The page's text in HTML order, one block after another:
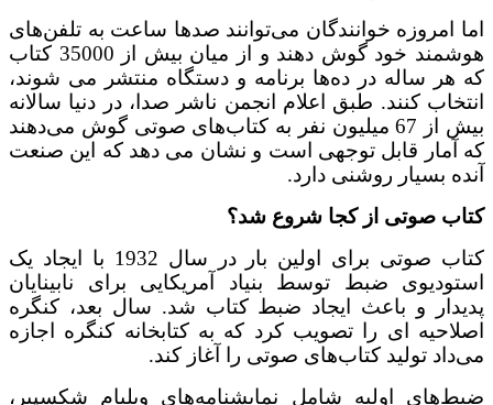
امروزه خوانندگان می‌توانند صدها ساعت به تلفن‌های
هوشمند خود گوش دهند و از میان بیش از 35000 کتاب
ساله در ده‌ها برنامه و دستگاه منتشر می شوند،
کنند. طبق اعلام انجمن ناشر صدا، در دنیا سالانه
بیش از 67 میلیون نفر به کتاب‌های صوتی گوش می‌دهند
قابل توجهی است و نشان می دهد که این صنعت
بسیار روشنی دارد.
صوتی از کجا شروع شد؟
کتاب صوتی برای اولین بار در سال 1932 با ایجاد یک
ضبط توسط بنیاد آمریکایی برای نابینایان
و باعث ایجاد ضبط کتاب شد. سال بعد، کنگره
‌ای را تصویب کرد که به کتابخانه کنگره اجازه
تولید کتاب‌های صوتی را آغاز کند.
اولیه شامل نمایشنامه‌های ویلیام شکسپیر،